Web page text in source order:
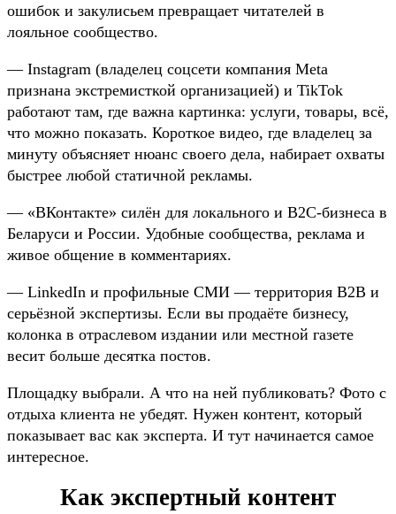
ошибок и закулисьем превращает читателей в
лояльное сообщество.
— Instagram (владелец соцсети компания Meta
признана экстремисткой организацией) и TikTok
работают там, где важна картинка: услуги, товары, всё,
что можно показать. Короткое видео, где владелец за
минуту объясняет нюанс своего дела, набирает охваты
быстрее любой статичной рекламы.
— «ВКонтакте» силён для локального и B2C-бизнеса в
Беларуси и России. Удобные сообщества, реклама и
живое общение в комментариях.
— LinkedIn и профильные СМИ — территория B2B и
серьёзной экспертизы. Если вы продаёте бизнесу,
колонка в отраслевом издании или местной газете
весит больше десятка постов.
Площадку выбрали. А что на ней публиковать? Фото с
отдыха клиента не убедят. Нужен контент, который
показывает вас как эксперта. И тут начинается самое
интересное.
Как экспертный контент